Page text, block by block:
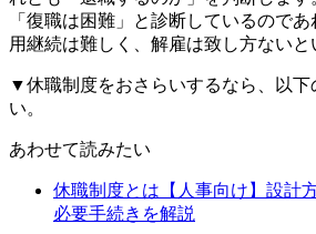
「復職は困難」と診断しているので
用継続は難しく、解雇は致し方ないと
▼休職制度をおさらいするなら、以下
い。
あわせて読みたい
休職制度とは【人事向け】設計
必要手続きを解説